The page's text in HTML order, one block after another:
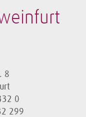
8
0
299